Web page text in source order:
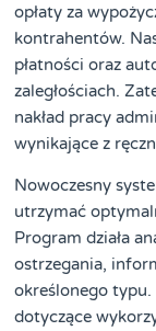
opłaty za
kontrahentów.
płatności oraz
zaległościach.
nakład pracy
wynikające z
Nowoczesny
utrzymać
Program działa
ostrzegania,
określonego typu.
dotyczące